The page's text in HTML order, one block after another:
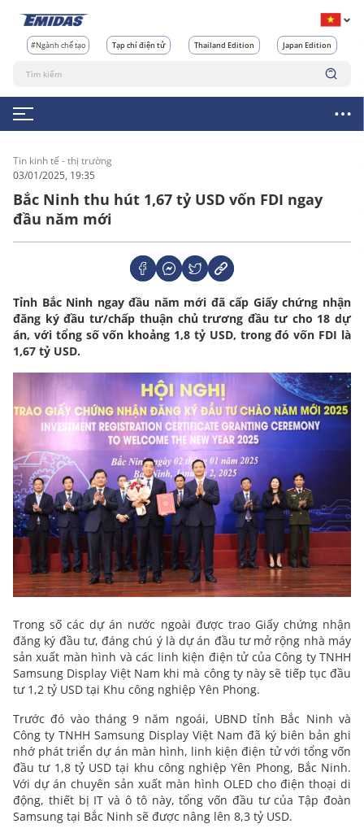
#Ngành chế tạo Tạp chí điện tử Thailand Edition Japan Edition
Tin kinh tế - thị trường
03/01/2025, 19:35
Bắc Ninh thu hút 1,67 tỷ USD vốn FDI ngay
đầu năm mới
Tỉnh Bắc Ninh ngay đầu năm mới đã cấp Giấy chứng nhận
đăng ký đầu tư/chấp thuận chủ trương đầu tư cho 18 dự
án, với tổng số vốn khoảng 1,8 tỷ USD, trong đó vốn FDI là
1,67 tỷ USD.
Trong số các dự án nước ngoài được trao Giấy chứng nhận
đăng ký đầu tư, đáng chú ý là dự án đầu tư mở rộng nhà máy
sản xuất màn hình và các linh kiện điện tử của Công ty TNHH
Samsung Display Việt Nam khi mà công ty này sẽ tiếp tục đầu
tư 1,2 tỷ USD tại Khu công nghiệp Yên Phong.
Trước đó vào tháng 9 năm ngoái, UBND tỉnh Bắc Ninh và
Công ty TNHH Samsung Display Việt Nam đã ký biên bản ghi
nhớ phát triển dự án màn hình, linh kiện điện tử với tổng vốn
đầu tư 1,8 tỷ USD tại khu công nghiệp Yên Phong, Bắc Ninh.
Với dự án chuyên sản xuất màn hình OLED cho điện thoại di
động, thiết bị IT và ô tô này, tổng vốn đầu tư của Tập đoàn
Samsung tại Bắc Ninh sẽ được nâng lên 8,3 tỷ USD.